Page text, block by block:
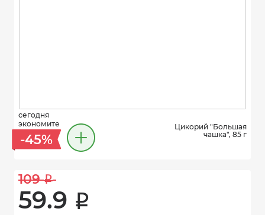
сегодня
экономите
-45%
Цикорий "Большая
чашка", 85 г
109 i
59.9 i